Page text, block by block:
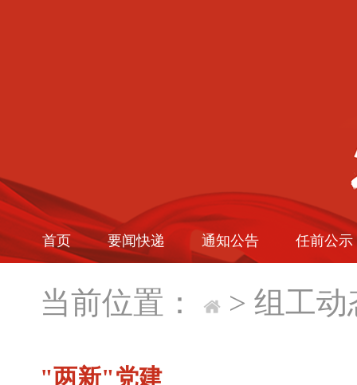
首页 要闻快递 通知公告 任前公示
当前位置： > 组工动
"两新"党建